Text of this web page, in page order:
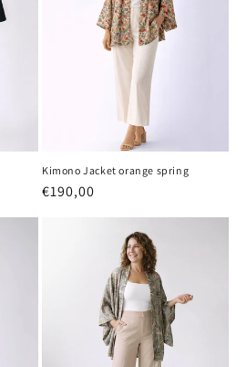
Kimono Jacket orange spring
Precio
€190,00